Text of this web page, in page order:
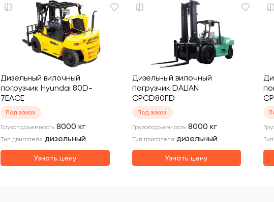
Дизельный вилочный
погрузчик Hyundai 80D-
7EACE
Под заказ
Грузоподъемность 8000 кг
Тип двигателя дизельный
Узнать цену
Дизельный вилочный
погрузчик DALIAN
CPCD80FD
Под заказ
Грузоподъемность 8000 кг
Тип двигателя дизельный
Узнать цену